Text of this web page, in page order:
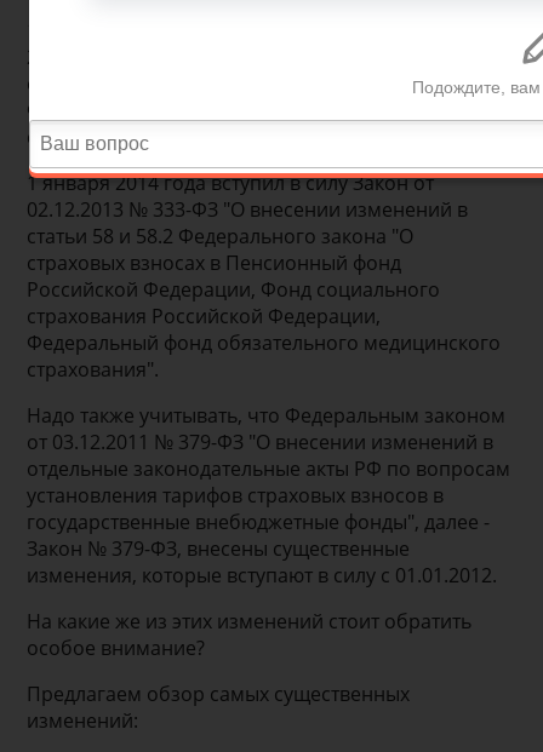
28.06.2014 № 188-ФЗ "О внесении изменений в
отдельные законодательные акты Российской
Федерации по вопросам обязательного
социального страхования".
1 января 2014 года вступил в силу Закон от
02.12.2013 № 333-ФЗ "О внесении изменений в
статьи 58 и 58.2 Федерального закона "О
страховых взносах в Пенсионный фонд
Российской Федерации, Фонд социального
страхования Российской Федерации,
Федеральный фонд обязательного медицинского
страхования".
Надо также учитывать, что Федеральным законом
от 03.12.2011 № 379-ФЗ "О внесении изменений в
отдельные законодательные акты РФ по вопросам
установления тарифов страховых взносов в
государственные внебюджетные фонды", далее -
Закон № 379-ФЗ, внесены существенные
изменения, которые вступают в силу с 01.01.2012.
На какие же из этих изменений стоит обратить
особое внимание?
Предлагаем обзор самых существенных
изменений: